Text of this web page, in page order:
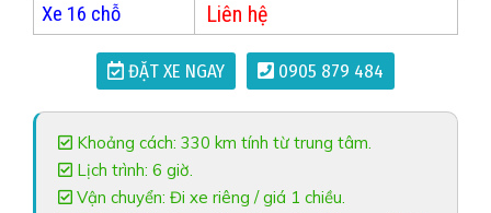
Xe 16 chỗ Liên hệ
ĐẶT XE NGAY 0905 879 484
Khoảng cách: 330 km tính từ trung tâm.
Lịch trình: 6 giờ.
Vận chuyển: Đi xe riêng / giá 1 chiều.